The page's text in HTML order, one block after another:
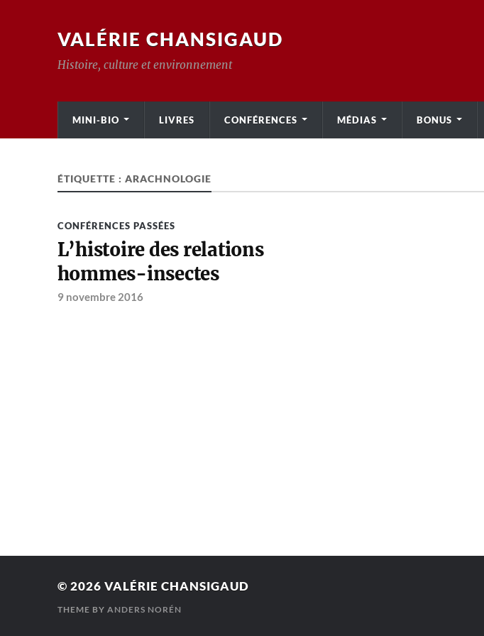
VALÉRIE CHANSIGAUD
Histoire, culture et environnement
MINI-BIO LIVRES CONFÉRENCES MÉDIAS BONUS
ÉTIQUETTE : ARACHNOLOGIE
CONFÉRENCES PASSÉES
L’histoire des relations
hommes-insectes
9 novembre 2016
© 2026 VALÉRIE CHANSIGAUD
THEME BY ANDERS NORÉN